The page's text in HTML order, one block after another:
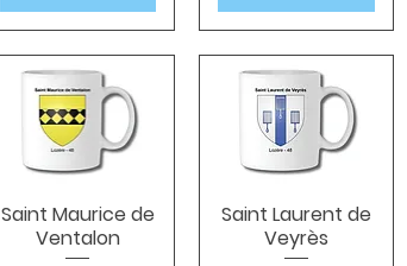
Aperçu rapide
Saint Maurice de
Ventalon
Aperçu rapide
Saint Laurent de
Veyrès